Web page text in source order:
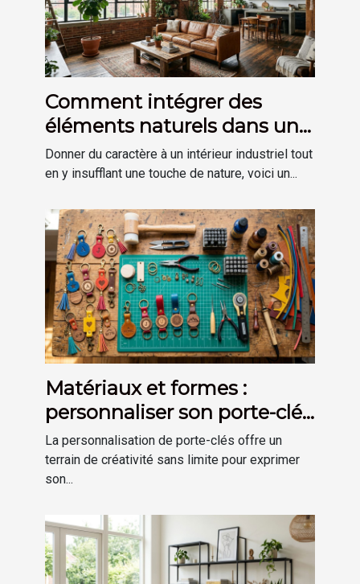
Comment intégrer des
éléments naturels dans une
décoration de style
industriel ?
Donner du caractère à un intérieur industriel tout
en y insufflant une touche de nature, voici un...
Matériaux et formes :
personnaliser son porte-clés
selon son goût
La personnalisation de porte-clés offre un
terrain de créativité sans limite pour exprimer
son...